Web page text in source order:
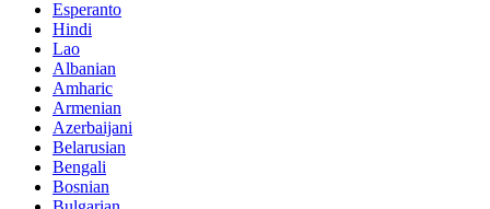
Esperanto
Hindi
Lao
Albanian
Amharic
Armenian
Azerbaijani
Belarusian
Bengali
Bosnian